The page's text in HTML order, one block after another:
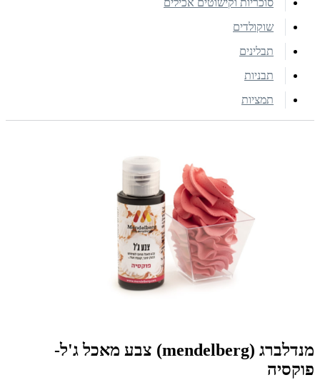
סוכריות וקישוטים אכילים
שוקולדים
תבלינים
תבניות
תמציות
מנדלברג (mendelberg) צבע מאכל ג'ל-
פוקסיה